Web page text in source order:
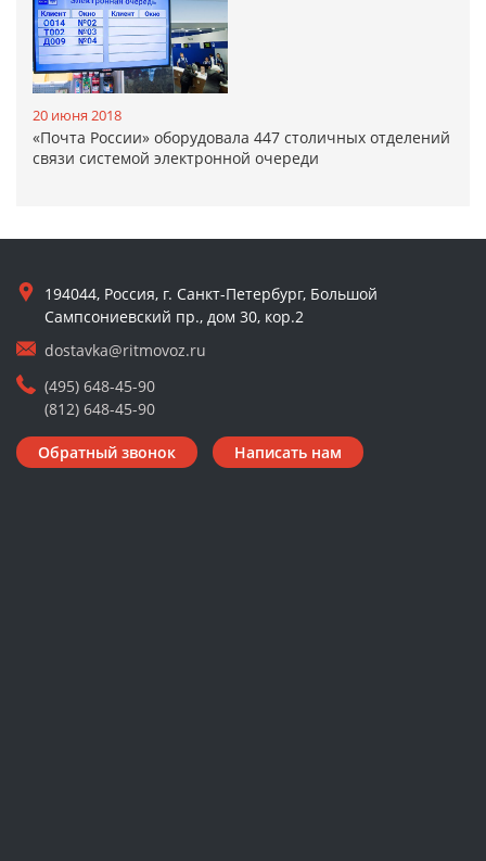
20 июня 2018
«Почта России» оборудовала 447 столичных отделений
связи системой электронной очереди
194044, Россия, г. Санкт-Петербург, Большой
Сампсониевский пр., дом 30, кор.2
dostavka@ritmovoz.ru
(495) 648-45-90
(812) 648-45-90
Обратный звонок Написать нам